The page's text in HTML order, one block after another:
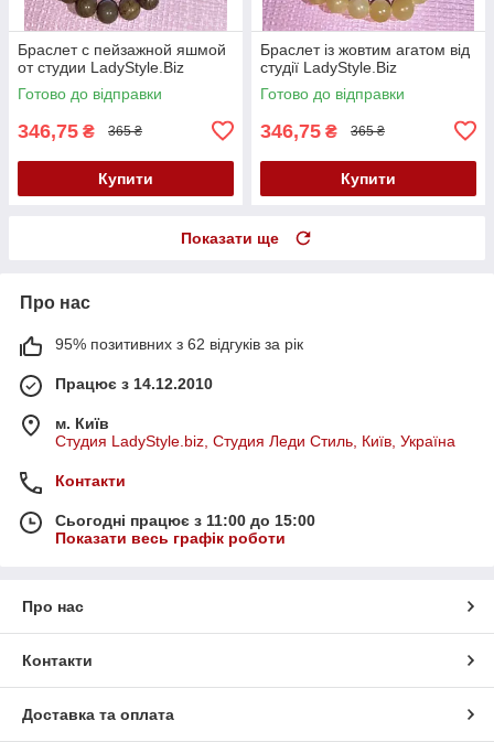
Браслет с пейзажной яшмой
от студии LadyStyle.Biz
Готово до відправки
346,75 ₴ 365 ₴
Купити
Браслет із жовтим агатом від
студії LadyStyle.Biz
Готово до відправки
346,75 ₴ 365 ₴
Купити
Показати ще
Про нас
95% позитивних з 62 відгуків за рік
Працює з 14.12.2010
м. Київ
Студия LadyStyle.biz, Студия Леди Стиль, Київ, Україна
Контакти
Сьогодні працює з 11:00 до 15:00
Показати весь графік роботи
Про нас
Контакти
Доставка та оплата